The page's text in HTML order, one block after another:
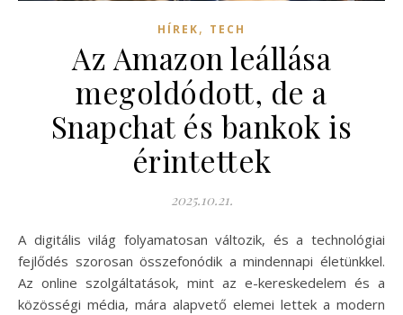
HÍREK, TECH
Az Amazon leállása
megoldódott, de a
Snapchat és bankok is
érintettek
2025.10.21.
A digitális világ folyamatosan változik, és a technológiai
fejlődés szorosan összefonódik a mindennapi életünkkel.
Az online szolgáltatások, mint az e-kereskedelem és a
közösségi média, mára alapvető elemei lettek a modern